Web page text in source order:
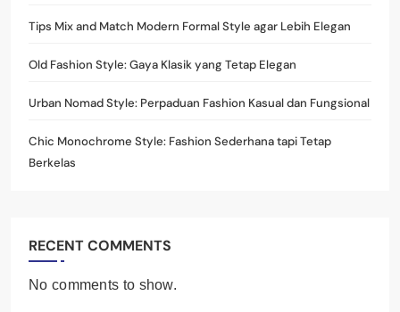
Tips Mix and Match Modern Formal Style agar Lebih Elegan
Old Fashion Style: Gaya Klasik yang Tetap Elegan
Urban Nomad Style: Perpaduan Fashion Kasual dan Fungsional
Chic Monochrome Style: Fashion Sederhana tapi Tetap
Berkelas
RECENT COMMENTS
No comments to show.